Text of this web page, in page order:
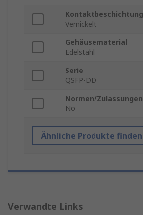
Kontaktbeschichtung
Vernickelt
Gehäusematerial
Edelstahl
Serie
QSFP-DD
Normen/Zulassungen
No
Ähnliche Produkte finden
Verwandte Links